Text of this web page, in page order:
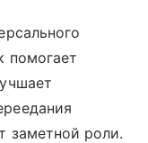
помогает
заметной роли.